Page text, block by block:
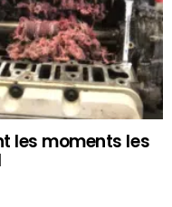
les moments les